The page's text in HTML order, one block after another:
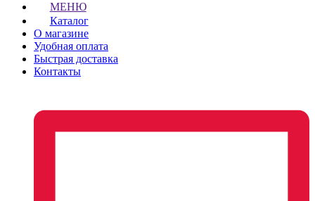
МЕНЮ
Каталог
О магазине
Удобная оплата
Быстрая доставка
Контакты